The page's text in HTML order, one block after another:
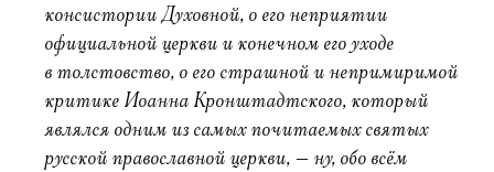
консистории Духовной, о его неприятии
официальной церкви и конечном его уходе
в толстовство, о его страшной и непримиримой
критике Иоанна Кронштадтского, который
являлся одним из самых почитаемых святых
русской православной церкви, — ну, обо всём